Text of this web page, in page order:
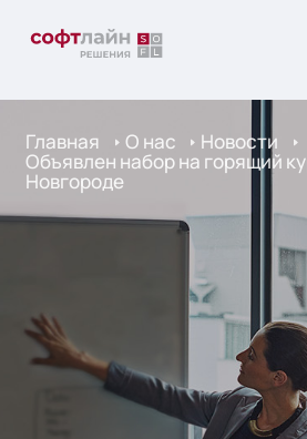
Главная О нас Новости
Объявлен набор на горящий
Новгороде